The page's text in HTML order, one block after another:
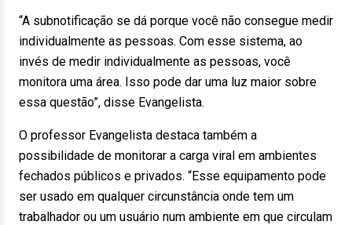
“A subnotificação se dá porque você não consegue medir
individualmente as pessoas. Com esse sistema, ao
invés de medir individualmente as pessoas, você
monitora uma área. Isso pode dar uma luz maior sobre
essa questão”, disse Evangelista.
O professor Evangelista destaca também a
possibilidade de monitorar a carga viral em ambientes
fechados públicos e privados. “Esse equipamento pode
ser usado em qualquer circunstância onde tem um
trabalhador ou um usuário num ambiente em que circulam